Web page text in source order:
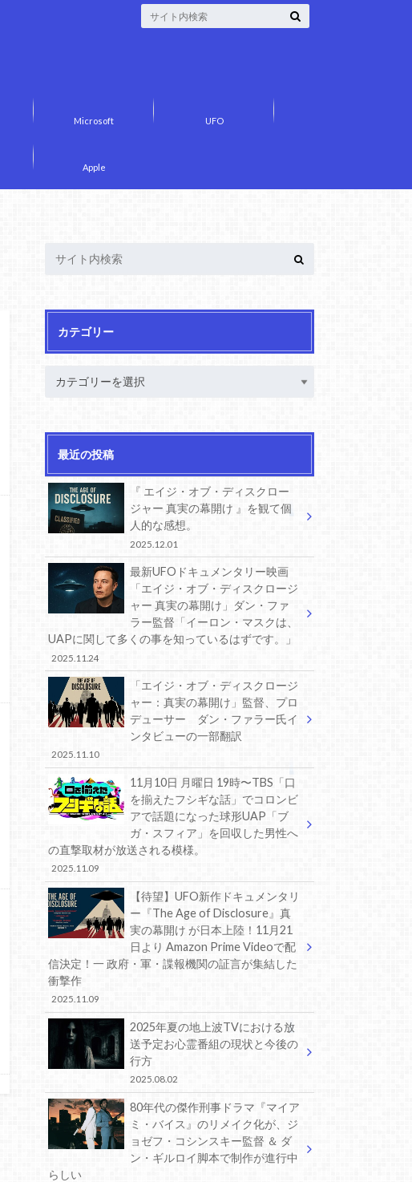
Microsoft UFO
Apple
カテゴリー
最近の投稿
『 エイジ・オブ・ディスクロー
ジャー 真実の幕開け 』を観て個
人的な感想。
2025.12.01
最新UFOドキュメンタリー映画
「エイジ・オブ・ディスクロージ
ャー 真実の幕開け」ダン・ファ
ラー監督「イーロン・マスクは、
UAPに関して多くの事を知っているはずです。」
2025.11.24
「エイジ・オブ・ディスクロージ
ャー：真実の幕開け」監督、プロ
デューサー ダン・ファラー氏イ
ンタビューの一部翻訳
2025.11.10
11月10日 月曜日 19時〜TBS「口
を揃えたフシギな話」でコロンビ
アで話題になった球形UAP「ブ
ガ・スフィア」を回収した男性へ
の直撃取材が放送される模様。
2025.11.09
【待望】UFO新作ドキュメンタリ
ー『The Age of Disclosure』真
実の幕開け が日本上陸！11月21
日より Amazon Prime Videoで配
信決定！一 政府・軍・諜報機関の証言が集結した
衝撃作
2025.11.09
2025年夏の地上波TVにおける放
送予定お心霊番組の現状と今後の
行方
2025.08.02
80年代の傑作刑事ドラマ『マイア
ミ・バイス』のリメイク化が、ジ
ョゼフ・コシンスキー監督 ＆ ダ
ン・ギルロイ脚本で制作が進行中
らしい